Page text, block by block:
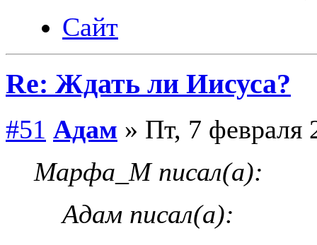
Сайт
Re: Ждать ли Иисуса?
#51 Адам » Пт, 7 февраля
Марфа_М писал(а):
Адам писал(а):